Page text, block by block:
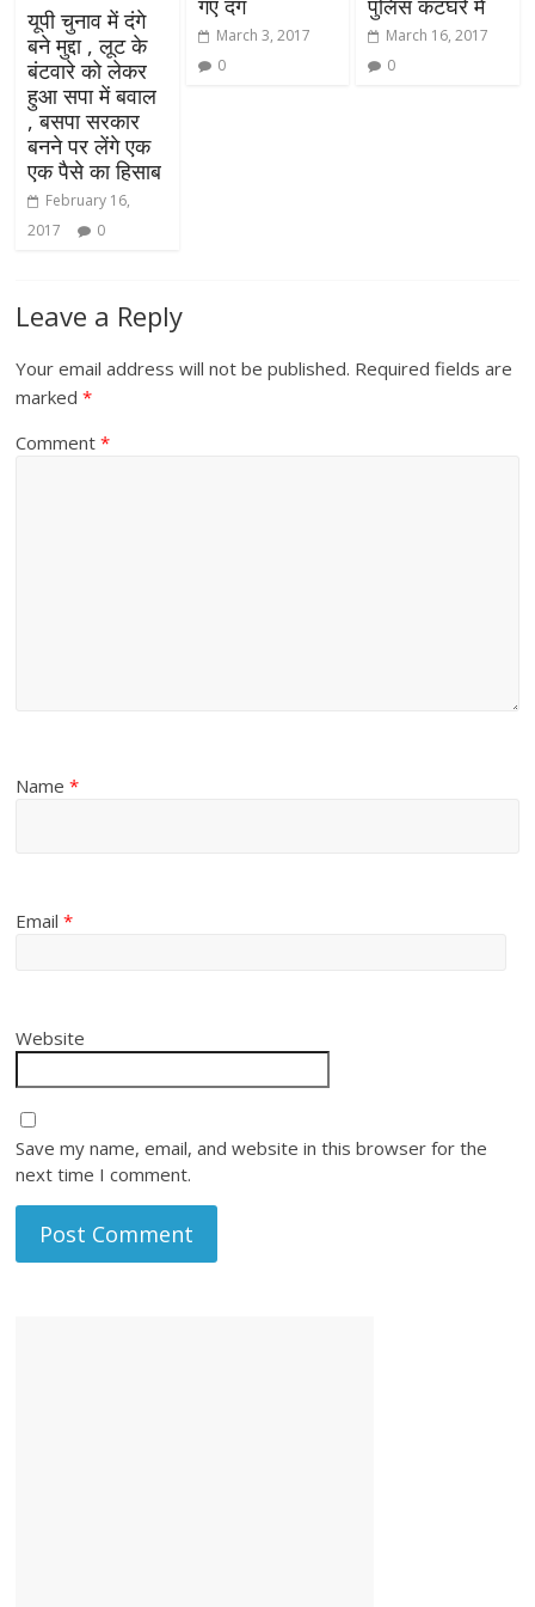
यूपी चुनाव में दंगे
बने मुद्दा , लूट के
बंटवारे को लेकर
हुआ सपा में बवाल
, बसपा सरकार
बनने पर लेंगे एक
एक पैसे का हिसाब
February 16,
2017
0
गए दंग
March 3, 2017
0
पुलिस कटघरे में
March 16, 2017
0
Leave a Reply
Your email address will not be published. Required fields are
marked*
Comment*
Name*
Email*
Website
Save my name, email, and website in this browser for the
next time I comment.